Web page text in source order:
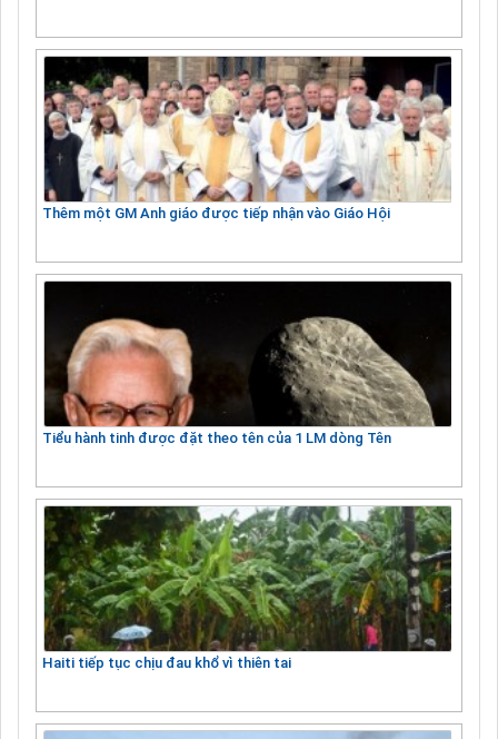
Thêm một GM Anh giáo được tiếp nhận vào Giáo Hội
Tiểu hành tinh được đặt theo tên của 1 LM dòng Tên
Haiti tiếp tục chịu đau khổ vì thiên tai